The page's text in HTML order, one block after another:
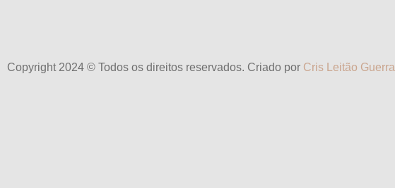
Copyright 2024 © Todos os direitos reservados. Criado por Cris Leitão Guerra